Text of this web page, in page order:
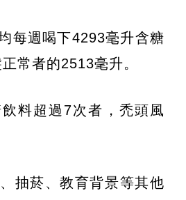
每週喝下4293毫升含糖
常者的2513毫升。
料超過7次者，禿頭風
抽菸、教育背景等其他